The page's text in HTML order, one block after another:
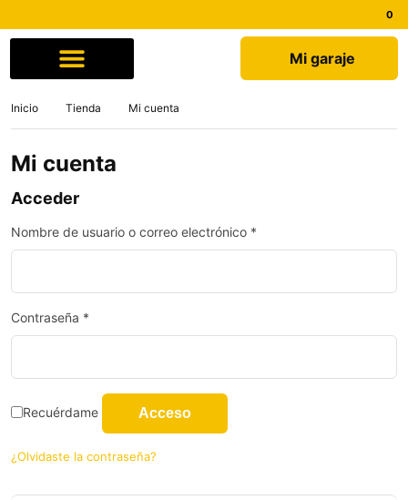
Mi garaje
Inicio Tienda Mi cuenta
Mi cuenta
Acceder
Nombre de usuario o correo electrónico *
Contraseña *
Recuérdame Acceso
¿Olvidaste la contraseña?